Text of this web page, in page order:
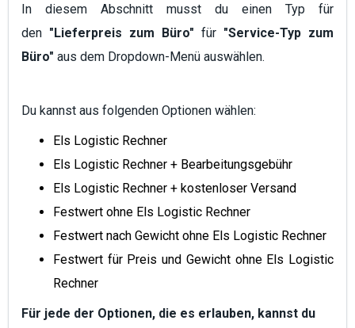
In diesem Abschnitt musst du einen Typ für
den "Lieferpreis zum Büro" für "Service-Typ zum
Büro" aus dem Dropdown-Menü auswählen.
Du kannst aus folgenden Optionen wählen:
Els Logistic Rechner
Els Logistic Rechner + Bearbeitungsgebühr
Els Logistic Rechner + kostenloser Versand
Festwert ohne Els Logistic Rechner
Festwert nach Gewicht ohne Els Logistic Rechner
Festwert für Preis und Gewicht ohne Els Logistic
Rechner
Für jede der Optionen, die es erlauben, kannst du